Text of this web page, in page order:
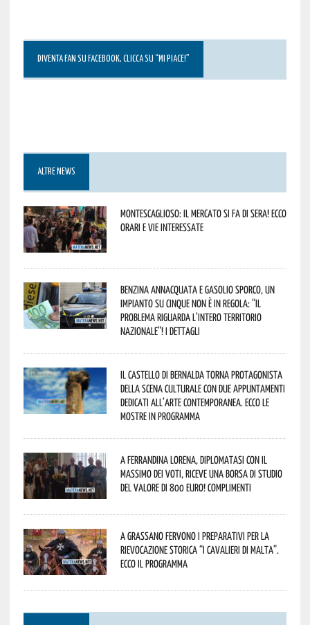
DIVENTA FAN SU FACEBOOK, CLICCA SU “MI PIACE!”
ALTRE NEWS
Montescaglioso: il mercato si fa di sera! Ecco
orari e vie interessate
Benzina annacquata e gasolio sporco, un
impianto su cinque non è in regola: “il
problema riguarda l’intero territorio
Nazionale”! I dettagli
Il Castello di Bernalda torna protagonista
della scena culturale con due appuntamenti
dedicati all’arte contemporanea. Ecco le
mostre in programma
A Ferrandina Lorena, diplomatasi con il
massimo dei voti, riceve una borsa di studio
del valore di 800 euro! Complimenti
A Grassano fervono i preparativi per la
Rievocazione Storica “I CAVALIERI DI MALTA”.
Ecco il programma